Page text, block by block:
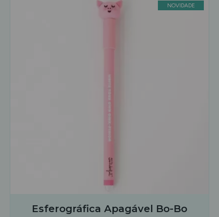
NOVIDADE
Esferográfica Apagável Bo-Bo